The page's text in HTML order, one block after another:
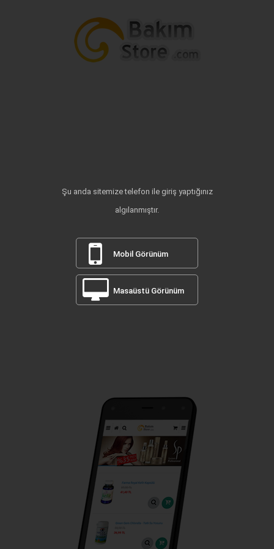
Şu anda sitemize telefon ile giriş yaptığınız
algılanmıştır.
Mobil Görünüm
Masaüstü Görünüm